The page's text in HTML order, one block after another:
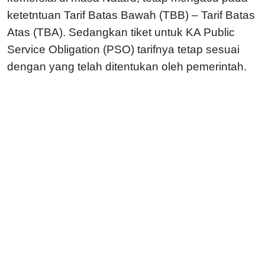
ketetntuan Tarif Batas Bawah (TBB) – Tarif Batas
Atas (TBA). Sedangkan tiket untuk KA Public
Service Obligation (PSO) tarifnya tetap sesuai
dengan yang telah ditentukan oleh pemerintah.